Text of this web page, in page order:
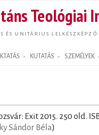
Teológiai
ÉS UNITÁRIUS LELKÉSZKÉPZŐ
KUTATÁS SZEMÉLYEK
Exit 2015. 250 old.
Sándor Béla)